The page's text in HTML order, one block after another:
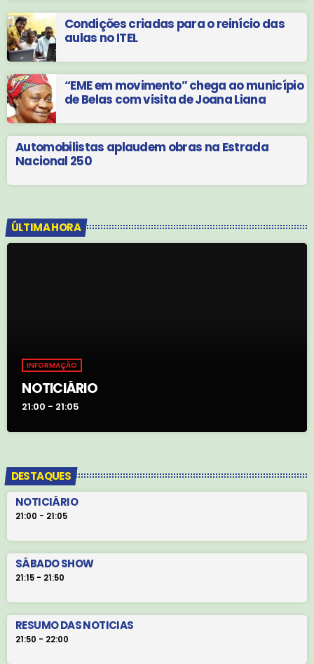
Condições criadas para o reinício das
aulas no ITEL
“EME em movimento” chega ao município
de Belas com visita de Joana Liana
Automobilistas aplaudem obras na Estrada
Nacional 250
ÚLTIMA HORA
INFORMAÇÃO
NOTICIÁRIO
21:00 - 21:05
DESTAQUES
NOTICIÁRIO
21:00 - 21:05
SÁBADO SHOW
21:15 - 21:50
RESUMO DAS NOTICIAS
21:50 - 22:00